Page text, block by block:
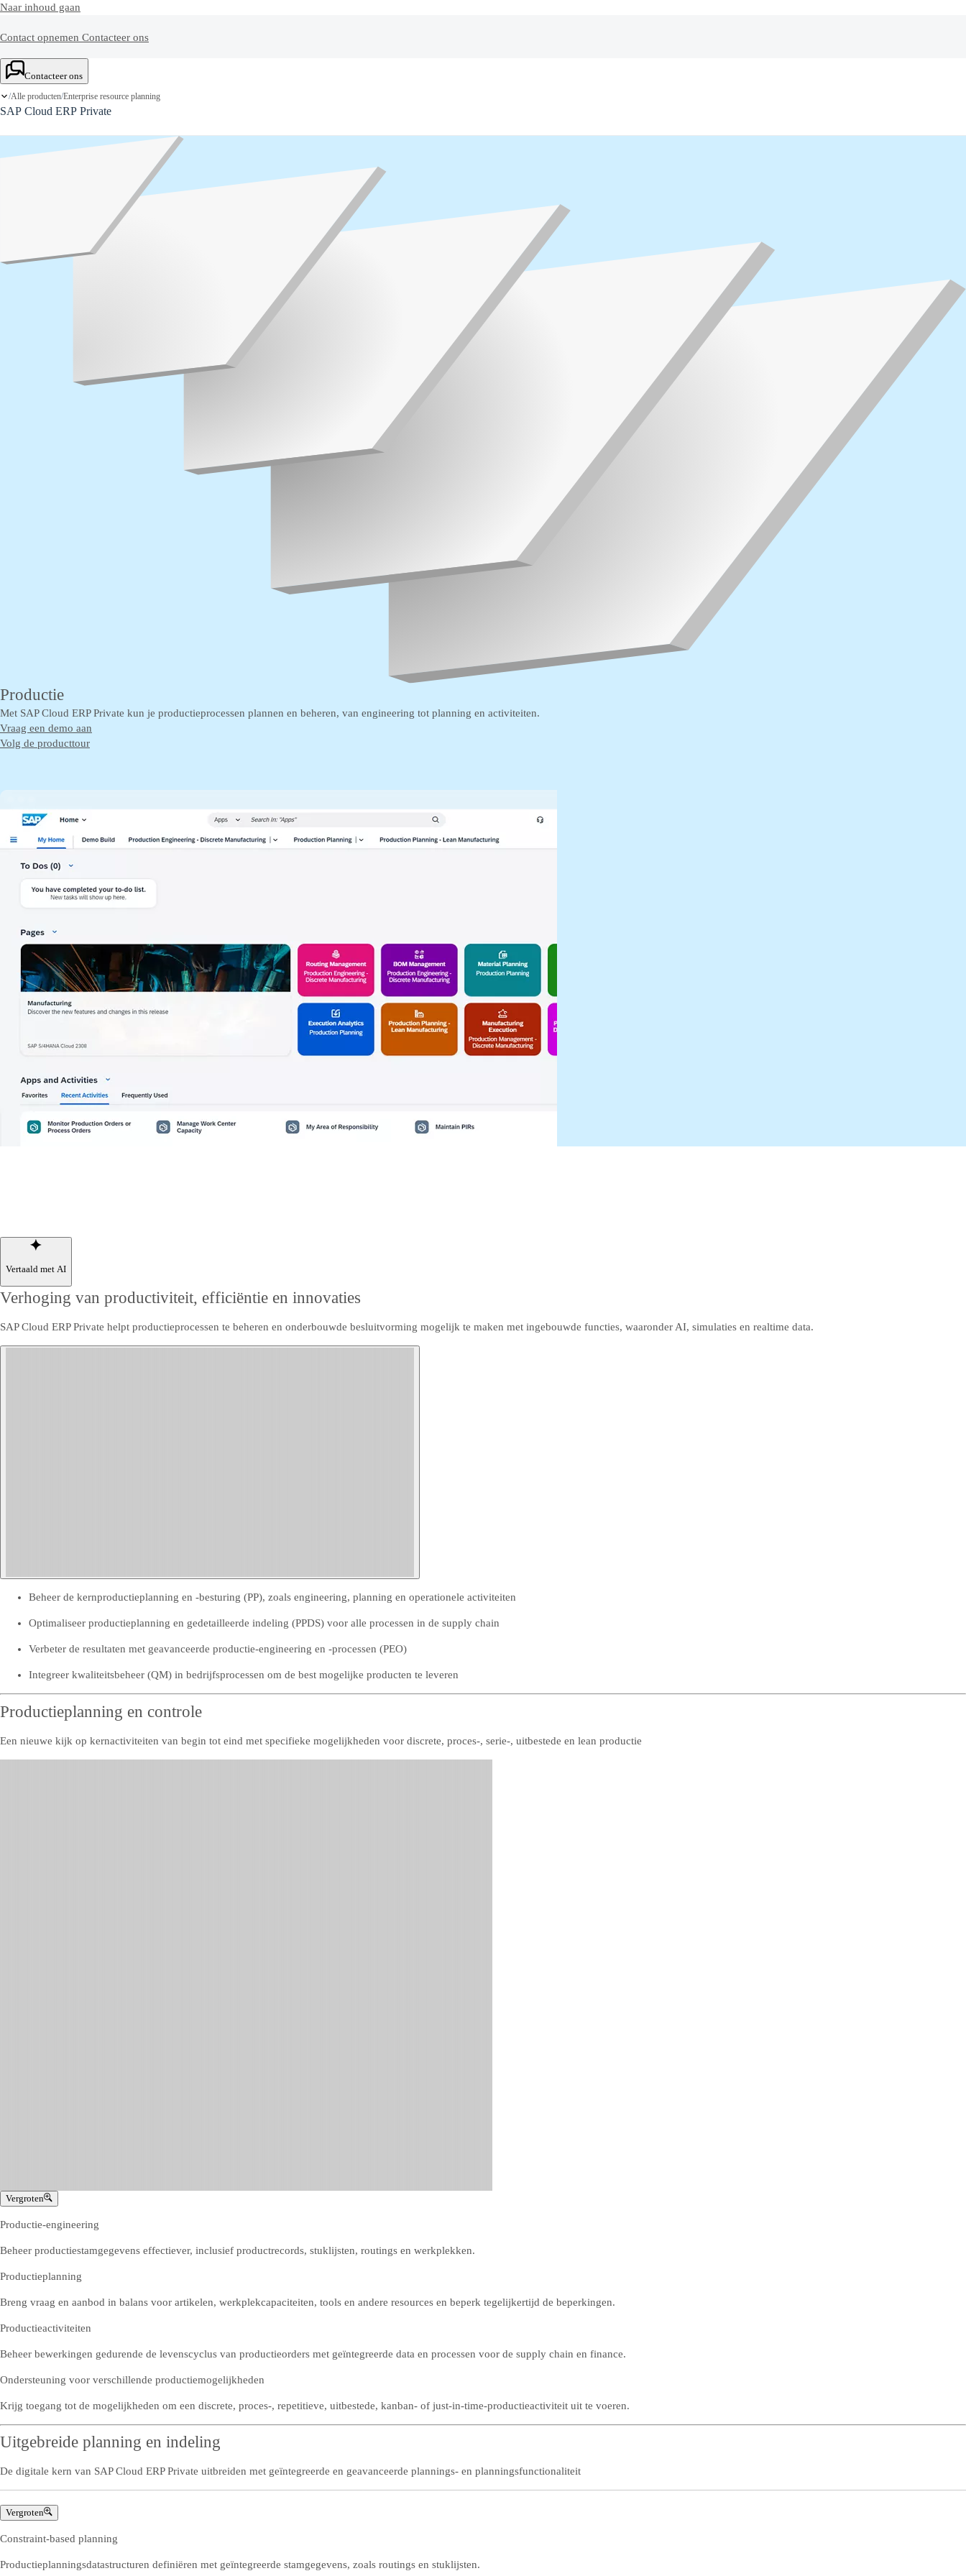
Naar inhoud gaan
Contact opnemen Contacteer ons
Contacteer ons
/Alle producten/Enterprise resource planning
SAP Cloud ERP Private
Productie
Met SAP Cloud ERP Private kun je productieprocessen plannen en beheren, van engineering tot planning en activiteiten.
Vraag een demo aan
Volg de producttour
Vertaald met AI
Verhoging van productiviteit, efficiëntie en innovaties
SAP Cloud ERP Private helpt productieprocessen te beheren en onderbouwde besluitvorming mogelijk te maken met ingebouwde functies, waaronder AI, simulaties en realtime data.
Beheer de kernproductieplanning en -besturing (PP), zoals engineering, planning en operationele activiteiten
Optimaliseer productieplanning en gedetailleerde indeling (PPDS) voor alle processen in de supply chain
Verbeter de resultaten met geavanceerde productie-engineering en -processen (PEO)
Integreer kwaliteitsbeheer (QM) in bedrijfsprocessen om de best mogelijke producten te leveren
Productieplanning en controle
Een nieuwe kijk op kernactiviteiten van begin tot eind met specifieke mogelijkheden voor discrete, proces-, serie-, uitbestede en lean productie
Vergroten
Productie-engineering
Beheer productiestamgegevens effectiever, inclusief productrecords, stuklijsten, routings en werkplekken.
Productieplanning
Breng vraag en aanbod in balans voor artikelen, werkplekcapaciteiten, tools en andere resources en beperk tegelijkertijd de beperkingen.
Productieactiviteiten
Beheer bewerkingen gedurende de levenscyclus van productieorders met geïntegreerde data en processen voor de supply chain en finance.
Ondersteuning voor verschillende productiemogelijkheden
Krijg toegang tot de mogelijkheden om een discrete, proces-, repetitieve, uitbestede, kanban- of just-in-time-productieactiviteit uit te voeren.
Uitgebreide planning en indeling
De digitale kern van SAP Cloud ERP Private uitbreiden met geïntegreerde en geavanceerde plannings- en planningsfunctionaliteit
Vergroten
Constraint-based planning
Productieplanningsdatastructuren definiëren met geïntegreerde stamgegevens, zoals routings en stuklijsten.